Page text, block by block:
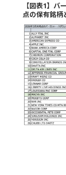
【図表1】バ
点の保有銘柄